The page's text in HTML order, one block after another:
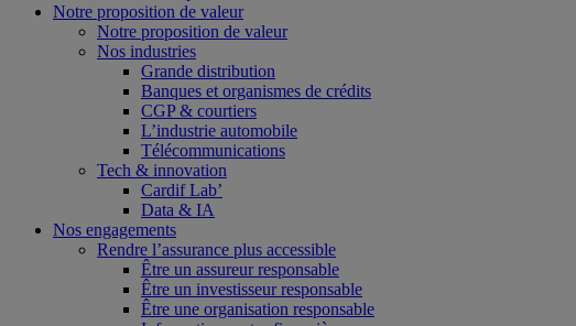
Notre proposition de valeur
Notre proposition de valeur
Nos industries
Grande distribution
Banques et organismes de crédits
CGP & courtiers
L’industrie automobile
Télécommunications
Tech & innovation
Cardif Lab’
Data & IA
Nos engagements
Rendre l’assurance plus accessible
Être un assureur responsable
Être un investisseur responsable
Être une organisation responsable